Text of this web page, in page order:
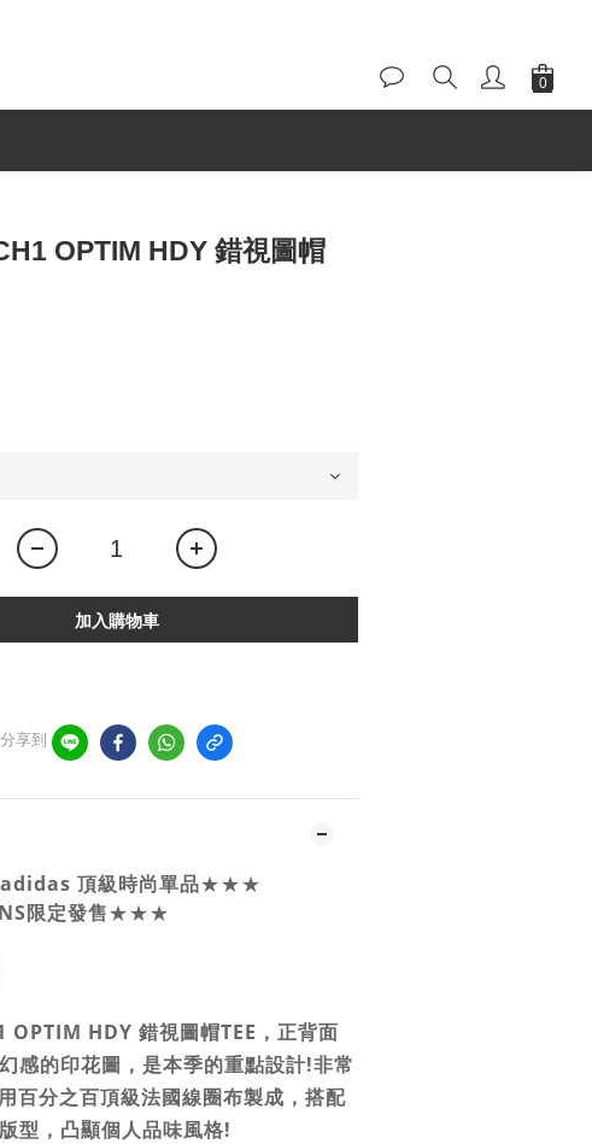
OPTIM HDY 錯視圖帽
加入購物車
分享到
頂級時尚單品★★★
限定發售★★★
OPTIM HDY 錯視圖帽TEE，正背面
感的印花圖，是本季的重點設計!非常
百分之百頂級法國線圈布製成，搭配
型，凸顯個人品味風格!